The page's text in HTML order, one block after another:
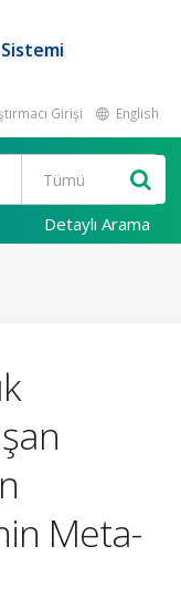
Girişi English
Detaylı Arama
Meta-